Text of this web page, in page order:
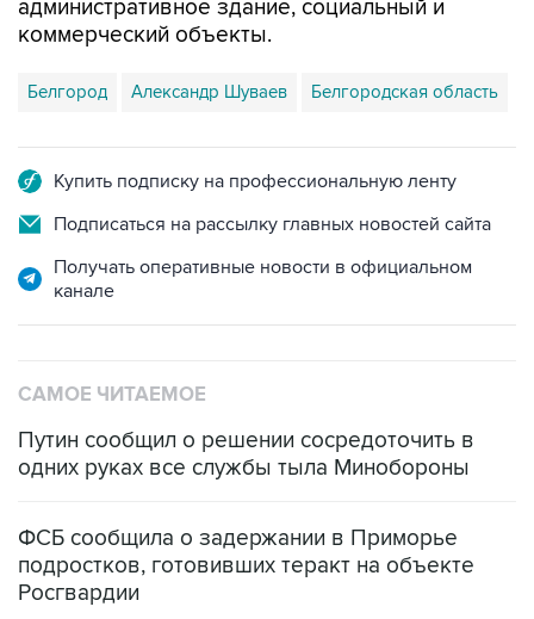
административное здание, социальный и
коммерческий объекты.
Белгород Александр Шуваев Белгородская область
Купить подписку на профессиональную ленту
Подписаться на рассылку главных новостей сайта
Получать оперативные новости в официальном
канале
САМОЕ ЧИТАЕМОЕ
Путин сообщил о решении сосредоточить в
одних руках все службы тыла Минобороны
ФСБ сообщила о задержании в Приморье
подростков, готовивших теракт на объекте
Росгвардии